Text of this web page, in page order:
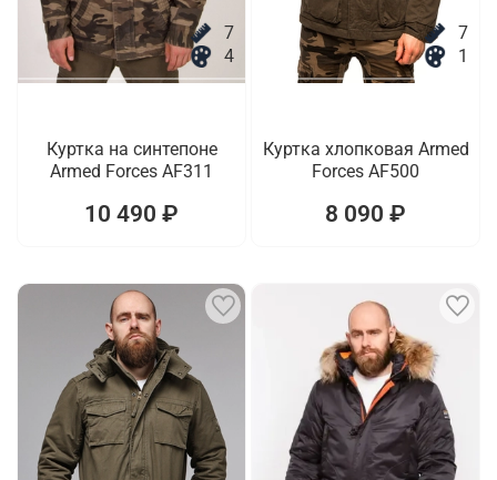
7
4
Куртка на синтепоне
Armed Forces AF311
10 490 ₽
7
1
Куртка хлопковая Armed
Forces AF500
8 090 ₽